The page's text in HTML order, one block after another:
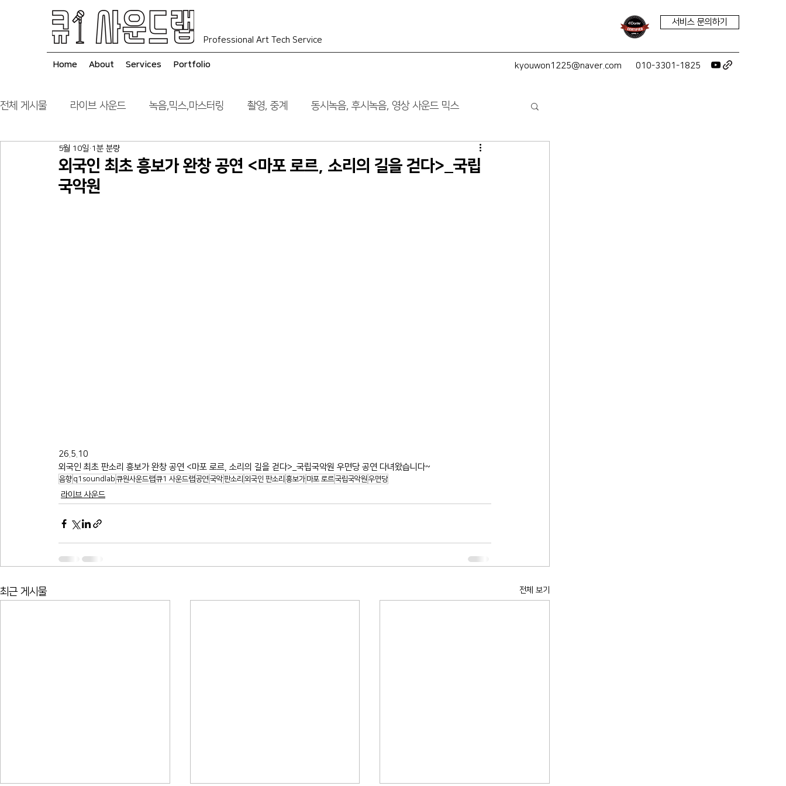
Professional Art Tech Service
서비스 문의하기
Home About Services Portfolio kyouwon1225@naver.com 010-3301-1825
전체 게시물 라이브 사운드 녹음,믹스,마스터링 촬영, 중계 동시녹음, 후시녹음, 영상 사운드 믹스
음향 시스템 컨설팅
외국인 최초 흥보가 완창 공연 <마포 로르, 소리의 길을 걷다>_국립
국악원
5월 10일 1분 분량
26.5.10
외국인 최초 판소리 흥보가 완창 공연 <마포 로르, 소리의 길을 걷다>_국립국악원 우면당 공연 다녀왔습니다~
음향 q1soundlab 큐원사운드랩큐1 사운드랩공연 국악판소리 외국인 판소리 흥보가 마포 로르국립국악원 우면당
라이브 사운드
최근 게시물 전체 보기